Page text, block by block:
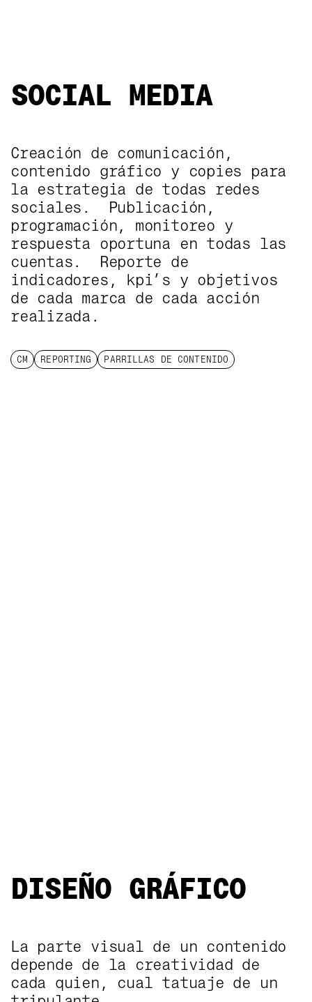
SOCIAL MEDIA
Creación de comunicación,
contenido gráfico y copies para
la estrategia de todas redes
sociales. Publicación,
programación, monitoreo y
respuesta oportuna en todas las
cuentas. Reporte de
indicadores, kpi’s y objetivos
de cada marca de cada acción
realizada.
CM REPORTING PARRILLAS DE CONTENIDO
DISEÑO GRÁFICO
La parte visual de un contenido
depende de la creatividad de
cada quien, cual tatuaje de un